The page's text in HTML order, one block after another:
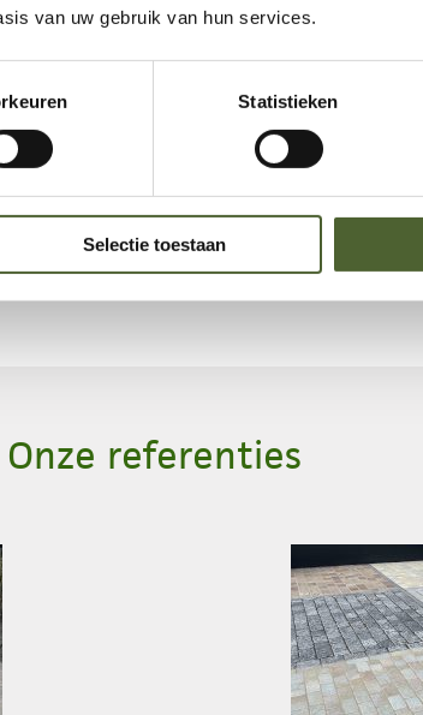
van uw gebruik van hun services.
Statistieken
Selectie toestaan
Onze referenties